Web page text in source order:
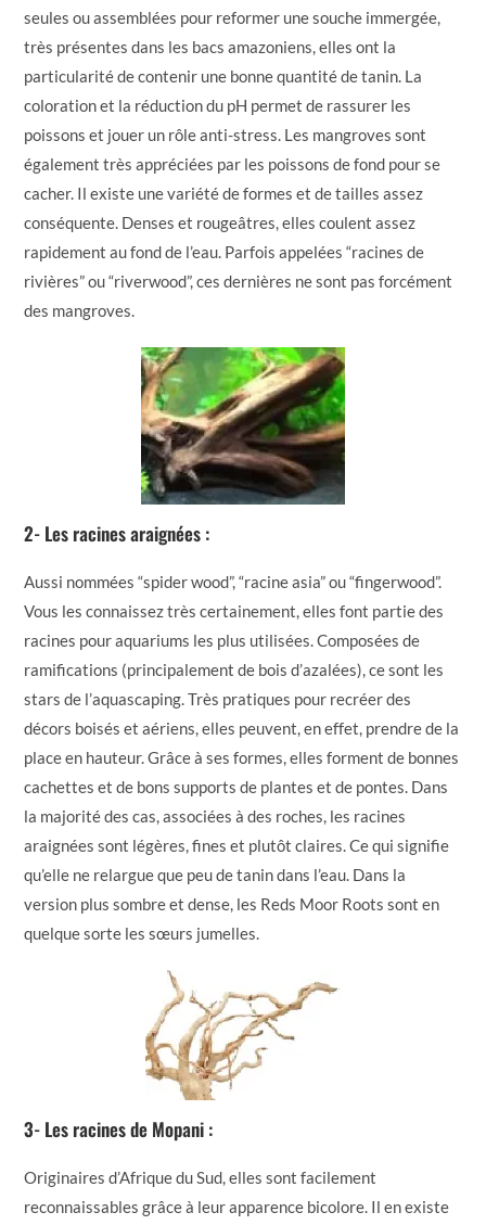
seules ou assemblées pour reformer une souche immergée,
très présentes dans les bacs amazoniens, elles ont la
particularité de contenir une bonne quantité de tanin. La
coloration et la réduction du pH permet de rassurer les
poissons et jouer un rôle anti-stress. Les mangroves sont
également très appréciées par les poissons de fond pour se
cacher. Il existe une variété de formes et de tailles assez
conséquente. Denses et rougeâtres, elles coulent assez
rapidement au fond de l’eau. Parfois appelées “racines de
rivières” ou “riverwood”, ces dernières ne sont pas forcément
des mangroves.
2- Les racines araignées :
Aussi nommées “spider wood”, “racine asia” ou “fingerwood”.
Vous les connaissez très certainement, elles font partie des
racines pour aquariums les plus utilisées. Composées de
ramifications (principalement de bois d’azalées), ce sont les
stars de l’aquascaping. Très pratiques pour recréer des
décors boisés et aériens, elles peuvent, en effet, prendre de la
place en hauteur. Grâce à ses formes, elles forment de bonnes
cachettes et de bons supports de plantes et de pontes. Dans
la majorité des cas, associées à des roches, les racines
araignées sont légères, fines et plutôt claires. Ce qui signifie
qu’elle ne relargue que peu de tanin dans l’eau. Dans la
version plus sombre et dense, les Reds Moor Roots sont en
quelque sorte les sœurs jumelles.
3- Les racines de Mopani :
Originaires d’Afrique du Sud, elles sont facilement
reconnaissables grâce à leur apparence bicolore. Il en existe